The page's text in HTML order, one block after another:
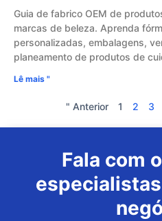
Guia de fabrico OEM de
marcas de beleza. Aprenda
personalizadas, embalagens,
planeamento de produtos de
Lê mais "
" Anterior 1 2 3
Fala com